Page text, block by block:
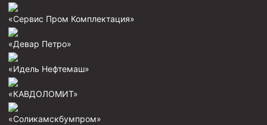
Буровые установки
Циркуляционные системы и оборудование для
приготовления и очистки бурового раствора
Технологическая оснастка обсадных колонн
Патрубки цементировочные ПЦ
Краны шаровые КШЗ
Головки цементировочные универсальные
«Сервис Пром Комплектация»
«Девар Петро»
«Идель Нефтемаш»
«КАВДОЛОМИТ»
«Соликамскбумпром»